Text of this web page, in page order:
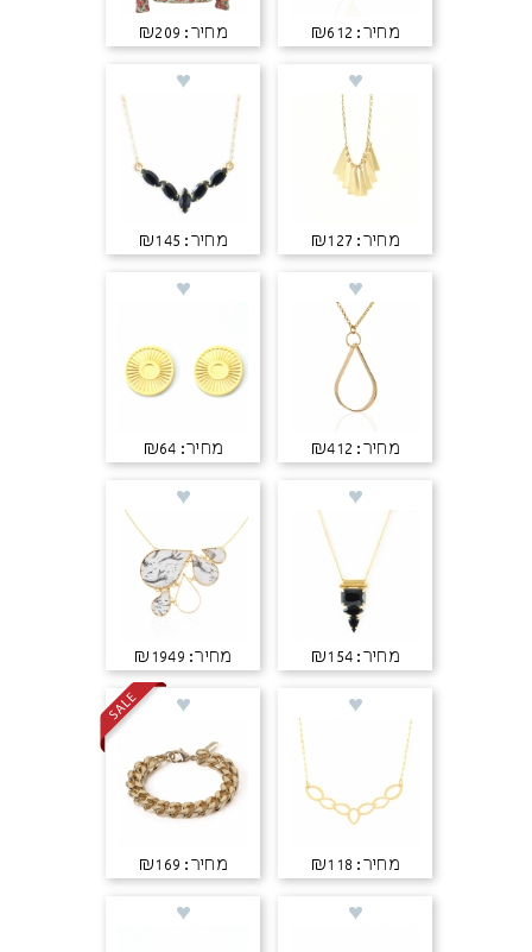
מחיר: ₪612 מחיר: ₪209
מחיר: ₪127 מחיר: ₪145
מחיר: ₪412 מחיר: ₪64
מחיר: ₪154 מחיר: ₪1949
מחיר: ₪118 מחיר: ₪169